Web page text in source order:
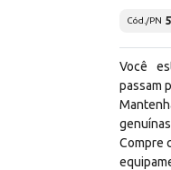
Cód./PN
Você
passam
Compre